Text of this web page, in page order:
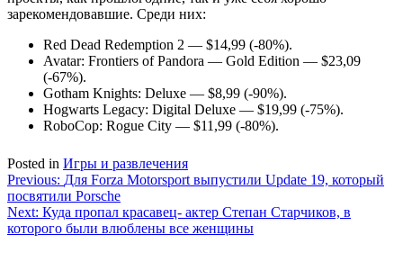
зарекомендовавшие. Среди них:
Red Dead Redemption 2 — $14,99 (-80%).
Avatar: Frontiers of Pandora — Gold Edition — $23,09
(-67%).
Gotham Knights: Deluxe — $8,99 (-90%).
Hogwarts Legacy: Digital Deluxe — $19,99 (-75%).
RoboCop: Rogue City — $11,99 (-80%).
Posted in Игры и развлечения
Навигация
по
записям
Previous: Для Forza Motorsport выпустили Update 19, который
посвятили Porsche
Next: Куда пропал красавец- актер Степан Старчиков, в
которого были влюблены все женщины